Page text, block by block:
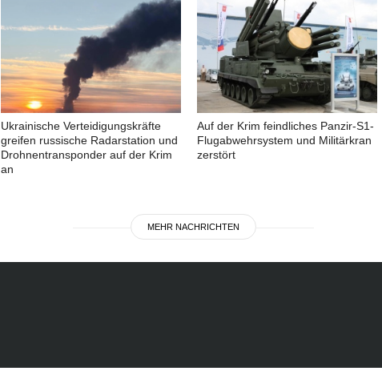
Ukrainische Verteidigungskräfte
greifen russische Radarstation und
Drohnentransponder auf der Krim
an
Auf der Krim feindliches Panzir-S1-
Flugabwehrsystem und Militärkran
zerstört
MEHR NACHRICHTEN